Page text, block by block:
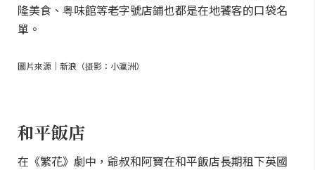
隆美食、粤味館等老字號店鋪也都是在地饕客的口袋名
單。
圖片來源｜新浪（摄影：小瀛洲）
和平飯店
在《繁花》劇中，爺叔和阿寶在和平飯店長期租下英國